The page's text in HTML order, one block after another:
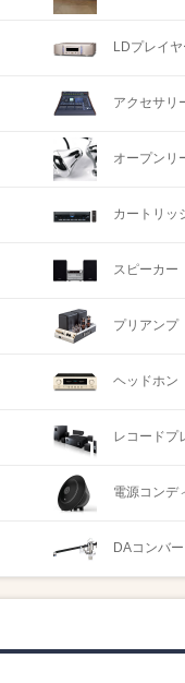
LDプレイヤ
アクセサリ
オープンリ
カートリッ
スピーカー
プリアンプ
ヘッドホン
レコードプ
電源コンデ
DAコンバ